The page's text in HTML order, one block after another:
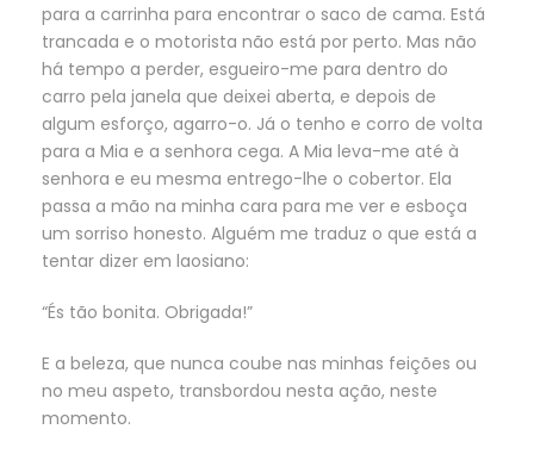
para a carrinha para encontrar o saco de cama. Está
trancada e o motorista não está por perto. Mas não
há tempo a perder, esgueiro-me para dentro do
carro pela janela que deixei aberta, e depois de
algum esforço, agarro-o. Já o tenho e corro de volta
para a Mia e a senhora cega. A Mia leva-me até à
senhora e eu mesma entrego-lhe o cobertor. Ela
passa a mão na minha cara para me ver e esboça
um sorriso honesto. Alguém me traduz o que está a
tentar dizer em laosiano:
“És tão bonita. Obrigada!”
E a beleza, que nunca coube nas minhas feições ou
no meu aspeto, transbordou nesta ação, neste
momento.